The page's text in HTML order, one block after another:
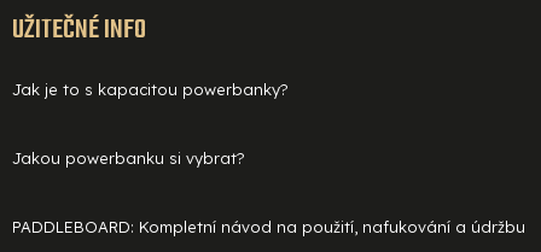
UŽITEČNÉ INFO
Jak je to s kapacitou powerbanky?
Jakou powerbanku si vybrat?
PADDLEBOARD: Kompletní návod na použití, nafukování a údržbu